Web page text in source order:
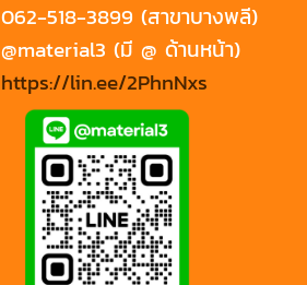
062-518-3899 (สาขาบางพลี)
@material3 (มี @ ด้านหน้า)
https://lin.ee/2PhnNxs